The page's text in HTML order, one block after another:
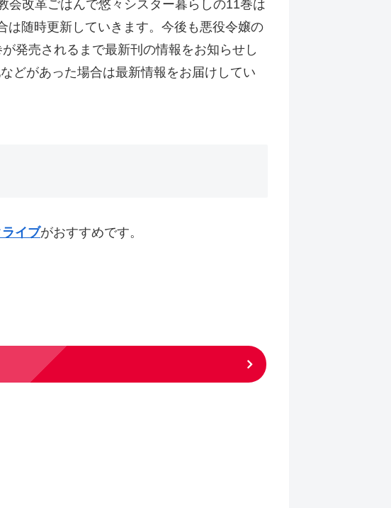
会改革ごはんで悠々シスター暮らしの11巻は
は随時更新していきます。今後も悪役令嬢の
発売されるまで最新刊の情報をお知らせし
どがあった場合は最新情報をお届けしてい
イブがおすすめです。